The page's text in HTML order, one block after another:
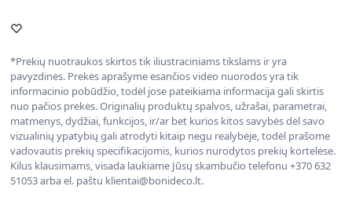
*Prekių nuotraukos skirtos tik iliustraciniams tikslams ir yra
pavyzdinės. Prekės aprašyme esančios video nuorodos yra tik
informacinio pobūdžio, todėl jose pateikiama informacija gali skirtis
nuo pačios prekės. Originalių produktų spalvos, užrašai, parametrai,
matmenys, dydžiai, funkcijos, ir/ar bet kurios kitos savybės dėl savo
vizualinių ypatybių gali atrodyti kitaip negu realybėje, todėl prašome
vadovautis prekių specifikacijomis, kurios nurodytos prekių kortelėse.
Kilus klausimams, visada laukiame Jūsų skambučio telefonu +370 632
51053 arba el. paštu klientai@bonideco.lt.